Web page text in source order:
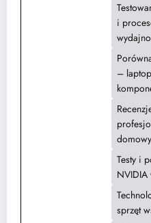
i
–
Testy i
NVIDIA
sprzęt